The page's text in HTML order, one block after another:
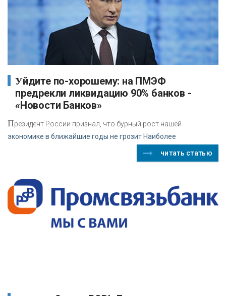
Уйдите по-хорошему: на ПМЭФ
предрекли ликвидацию 90% банков -
«Новости Банков»
Президент России признал, что бурный рост нашей
экономике в ближайшие годы не грозит Наиболее
читать статью